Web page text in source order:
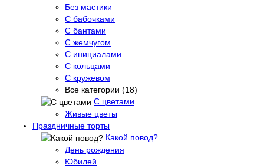
Без мастики
С бабочками
С бантами
С жемчугом
С инициалами
С кольцами
С кружевом
Все категории (18)
С цветами
Живые цветы
Праздничные торты
Какой повод?
День рождения
Юбилей